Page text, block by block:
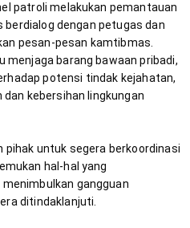
patroli melakukan pemantauan
dengan petugas dan
pesan-pesan kamtibmas.
menjaga barang bawaan pribadi,
potensi tindak kejahatan,
kebersihan lingkungan
pihak untuk segera berkoordinasi
hal-hal yang
gangguan